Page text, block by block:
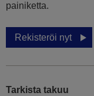
painiketta.
Rekisteröi nyt
Tarkista takuu